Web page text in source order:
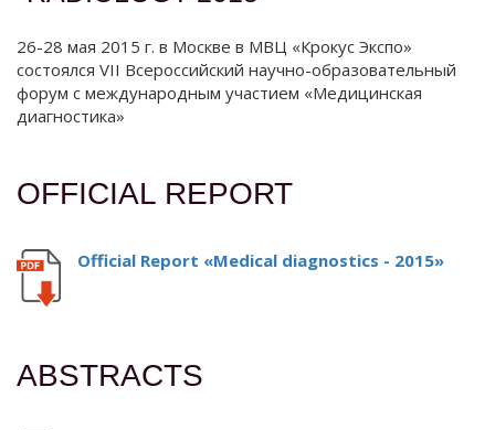
26-28 мая 2015 г. в Москве в МВЦ «Крокус Экспо»
состоялся VII Всероссийский научно-образовательный
форум с международным участием «Медицинская
диагностика»
OFFICIAL REPORT
Official Report «Medical diagnostics - 2015»
ABSTRACTS